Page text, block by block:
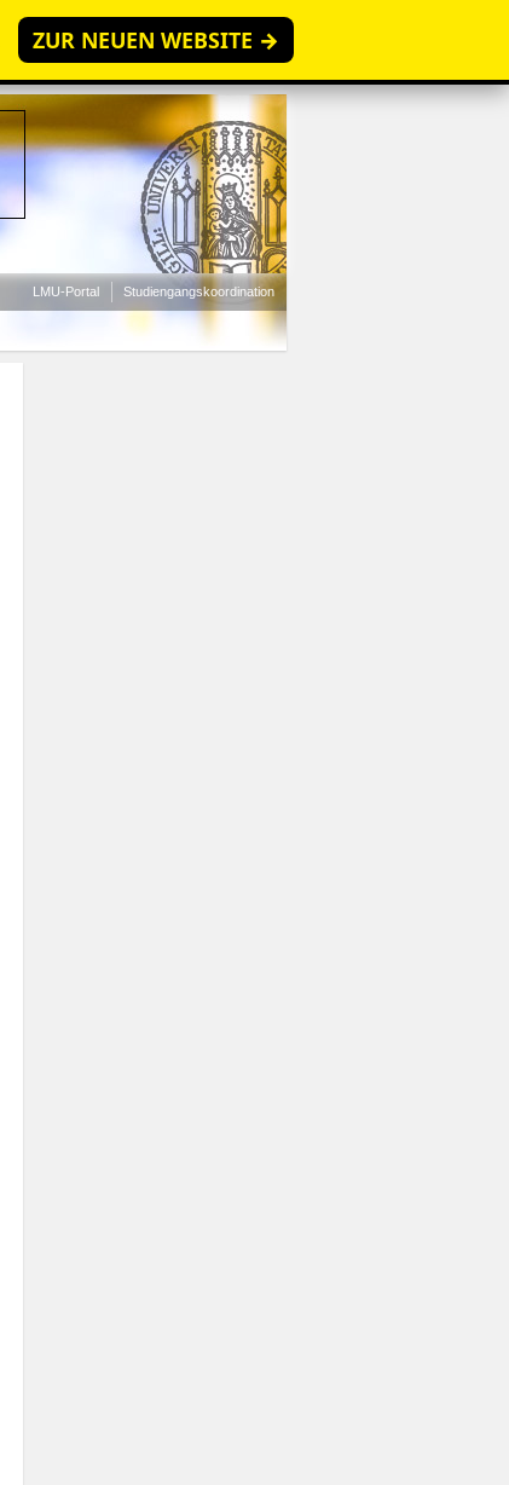
ZUR NEUEN WEBSITE →
LMU-Portal Studiengangskoordination